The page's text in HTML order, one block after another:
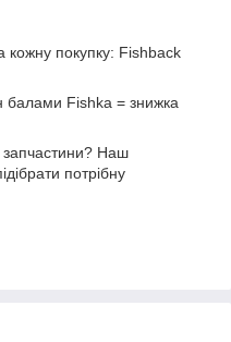
кожну покупку: Fishback
балами Fishka = знижка
запчастини? Наш
потрібну